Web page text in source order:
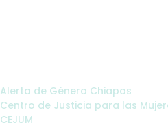
Alerta de Género Chiapas
Centro de Justicia para las
CEJUM